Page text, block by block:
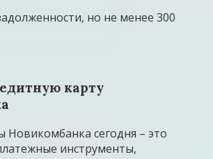
но не менее 300
карту
Новикомбанка сегодня – это
инструменты,